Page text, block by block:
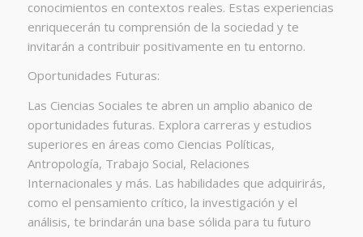
conocimientos en contextos reales. Estas experiencias
enriquecerán tu comprensión de la sociedad y te
invitarán a contribuir positivamente en tu entorno.
Oportunidades Futuras:
Las Ciencias Sociales te abren un amplio abanico de
oportunidades futuras. Explora carreras y estudios
superiores en áreas como Ciencias Políticas,
Antropología, Trabajo Social, Relaciones
Internacionales y más. Las habilidades que adquirirás,
como el pensamiento crítico, la investigación y el
análisis, te brindarán una base sólida para tu futuro